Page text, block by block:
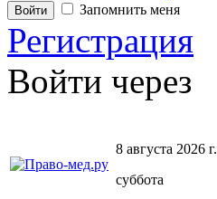
Запомнить меня
Регистрация
Войти через
8 августа 2026 г.
суббота